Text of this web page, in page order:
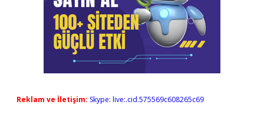
Reklam ve İletişim: Skype: live:.cid.575569c608265c69